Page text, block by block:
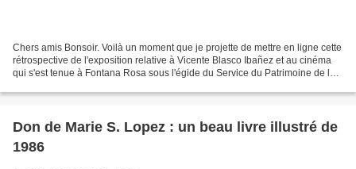
Chers amis Bonsoir. Voilà un moment que je projette de mettre en ligne cette
rétrospective de l'exposition relative à Vicente Blasco Ibañez et au cinéma
qui s'est tenue à Fontana Rosa sous l'égide du Service du Patrimoine de la
Don de Marie S. Lopez : un beau livre illustré de
1986